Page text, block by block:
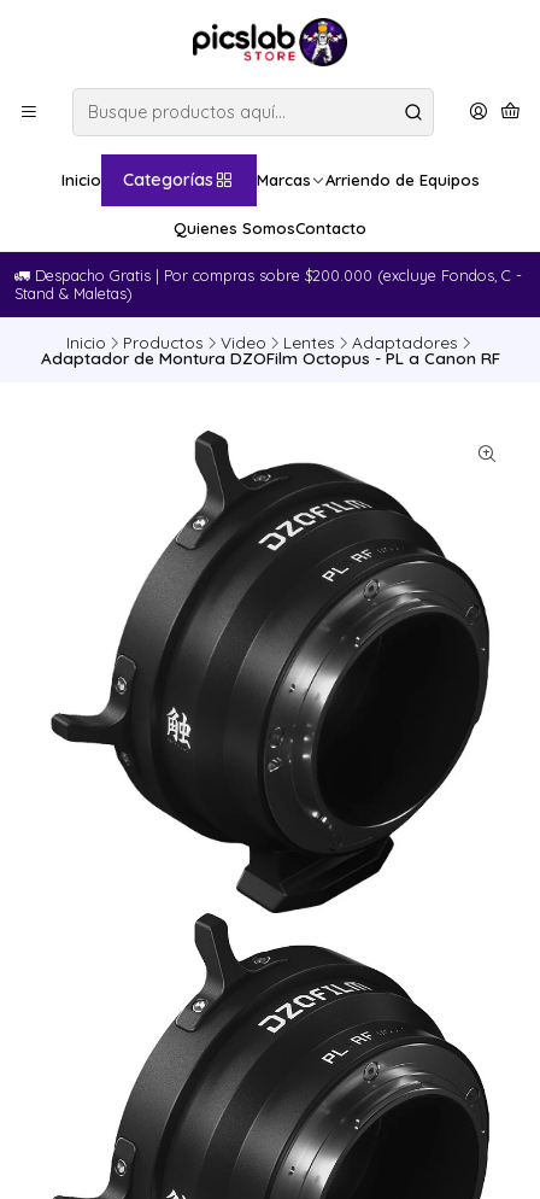
Inicio Categorías Marcas Arriendo de Equipos
Quienes SomosContacto
🚛​ Despacho Gratis | Por compras sobre $200.000 (excluye Fondos, C -
Stand & Maletas)
Inicio Productos Video Lentes Adaptadores
Adaptador de Montura DZOFilm Octopus - PL a Canon RF